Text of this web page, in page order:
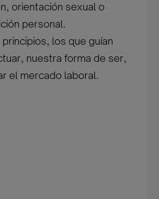
orientación sexual o
personal.
los que guían
nuestra forma de ser,
el mercado laboral.